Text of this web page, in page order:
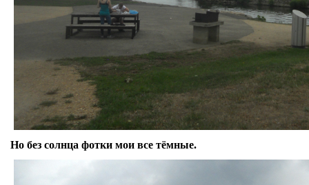
Но без солнца фотки мои все тёмные.